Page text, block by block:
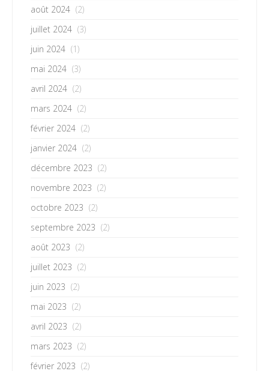
août 2024 (2)
juillet 2024 (3)
juin 2024 (1)
mai 2024 (3)
avril 2024 (2)
mars 2024 (2)
février 2024 (2)
janvier 2024 (2)
décembre 2023 (2)
novembre 2023 (2)
octobre 2023 (2)
septembre 2023 (2)
août 2023 (2)
juillet 2023 (2)
juin 2023 (2)
mai 2023 (2)
avril 2023 (2)
mars 2023 (2)
février 2023 (2)